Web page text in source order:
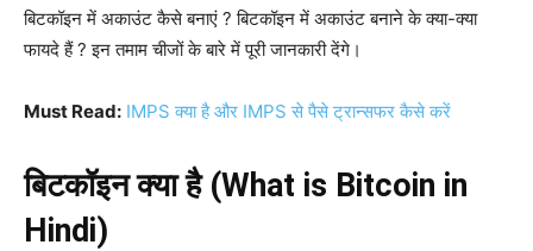
बिटकॉइन में अकाउंट कैसे बनाएं ? बिटकॉइन में अकाउंट बनाने के क्या-क्या
फायदे हैं ? इन तमाम चीजों के बारे में पूरी जानकारी देंगे।
Must Read: IMPS क्या है और IMPS से पैसे ट्रान्सफर कैसे करें
बिटकॉइन क्या है (What is Bitcoin in
Hindi)